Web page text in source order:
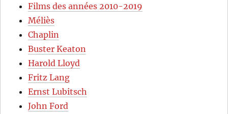
Films des années 2010-2019
Méliès
Chaplin
Buster Keaton
Harold Lloyd
Fritz Lang
Ernst Lubitsch
John Ford